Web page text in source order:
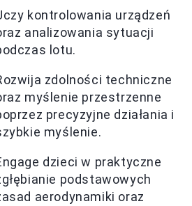
kontrolowania urządzeń
analizowania sytuacji
lotu.
zdolności techniczne
myślenie przestrzenne
precyzyjne działania i
myślenie.
dzieci w praktyczne
podstawowych
aerodynamiki oraz